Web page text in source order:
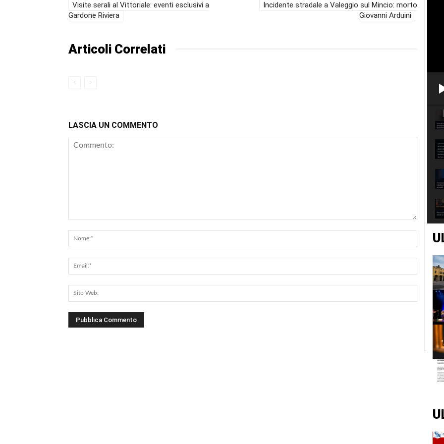
Visite serali al Vittoriale: eventi esclusivi a
Gardone Riviera
Incidente stradale a Valeggio sul Mincio: morto
Giovanni Arduini
Articoli Correlati
LASCIA UN COMMENTO
Nome:*
Email:*